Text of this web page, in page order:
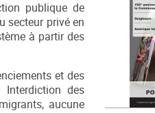
publique de
secteur privé en
à partir des
et des
Interdiction des
aucune